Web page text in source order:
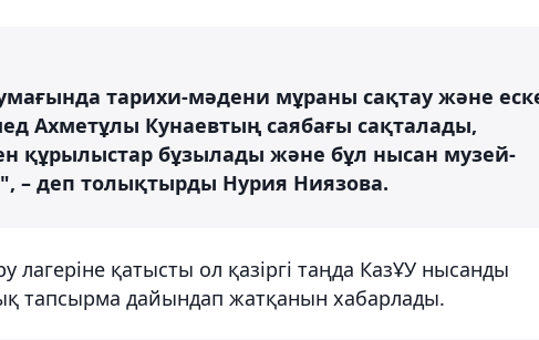
тарихи-мәдени мұраны сақтау және
Ахметұлы Кунаевтың саябағы сақталады,
құрылыстар бұзылады және бұл нысан музей-
– деп толықтырды Нурия Ниязова.
лагеріне қатысты ол қазіргі таңда КазҰУ нысанды
тапсырма дайындап жатқанын хабарлады.